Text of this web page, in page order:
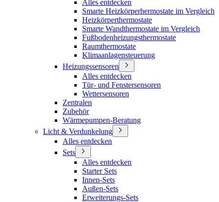
Alles entdecken
Smarte Heizkörperhermostate im Vergleich
Heizkörperthermostate
Smarte Wandthermostate im Vergleich
Fußbodenheizungsthermostate
Raumthermostate
Klimaanlagensteuerung
Heizungssensoren
Alles entdecken
Tür- und Fenstersensoren
Wettersensoren
Zentralen
Zubehör
Wärmepumpen-Beratung
Licht & Verdunkelung
Alles entdecken
Sets
Alles entdecken
Starter Sets
Innen-Sets
Außen-Sets
Erweiterungs-Sets